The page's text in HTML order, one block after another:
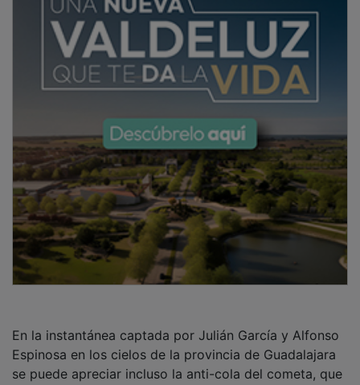
Espinosa en los cielos de la provincia de Guadalajara
se puede apreciar incluso la anti-cola del cometa, que
se asemeja al cuerno de un unicornio. Este fenómeno